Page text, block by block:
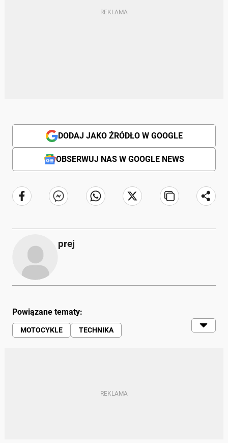
DODAJ JAKO ŹRÓDŁO W GOOGLE
OBSERWUJ NAS W GOOGLE NEWS
prej
Powiązane tematy:
MOTOCYKLE
TECHNIKA